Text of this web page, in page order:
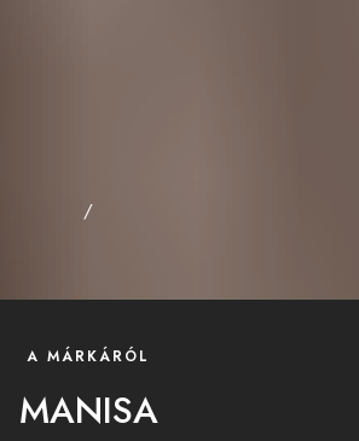
/
A MÁRKÁRÓL
MANISA